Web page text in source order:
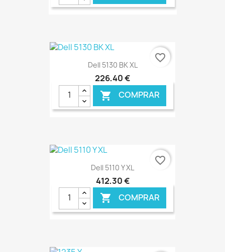
€ ONLINE
Dell 5130 BK XL
226,40 €
 COMPRAR
€ ONLINE
favorite_border
Dell 5110 Y XL
412,30 €
 COMPRAR
favorite_border